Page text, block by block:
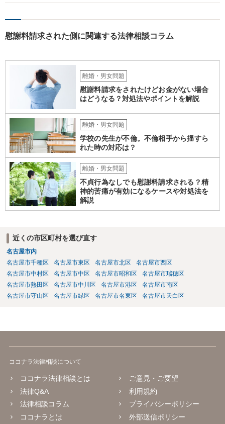
らせ行為がエスカレートする前に、一度警察に相談した方がよいかと
慰謝料請求された側に関連する法律相談コラム
離婚・男女問題
慰謝料請求をされたけどお金がない場合
はどうなる？対処法やポイントを解説
離婚・男女問題
学校の先生が不倫。不倫相手から揺すら
れた時の対応は？
離婚・男女問題
不貞行為なしでも慰謝料請求される？精
神的苦痛が有効になるケースや対処法を
解説
近くの市区町村を選び直す
名古屋市内
名古屋市千種区
名古屋市東区 名古屋市北区
名古屋市西区
名古屋市中村区
名古屋市中区 名古屋市昭和区
名古屋市瑞穂区
名古屋市熱田区
名古屋市中川区 名古屋市港区
名古屋市南区
名古屋市守山区
名古屋市緑区 名古屋市名東区 名古屋市天白区
ココナラ法律相談について
ココナラ法律相談とは
法律Q&A
法律相談コラム
ココナラとは
ご意見・ご要望
利用規約
プライバシーポリシー
外部送信ポリシー